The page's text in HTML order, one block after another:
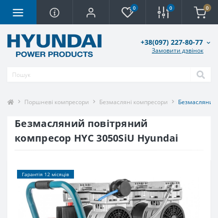
0 0 0
+38(097) 227-80-77
Замовити дзвінок
Поршневі компресори Безмасляні компресори Безмасляний
Безмасляний повітряний
компресор HYC 3050SiU Hyundai
Гарантія 12 місяців